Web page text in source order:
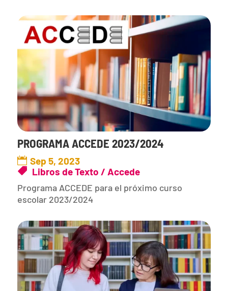
PROGRAMA ACCEDE 2023/2024
Sep 5, 2023
Libros de Texto / Accede
Programa ACCEDE para el próximo curso
escolar 2023/2024